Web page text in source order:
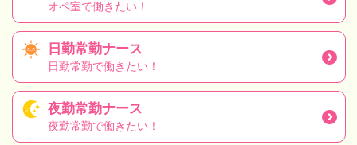
オペ室で働きたい！
日勤常勤ナース
日勤常勤で働きたい！
夜勤常勤ナース
夜勤常勤で働きたい！